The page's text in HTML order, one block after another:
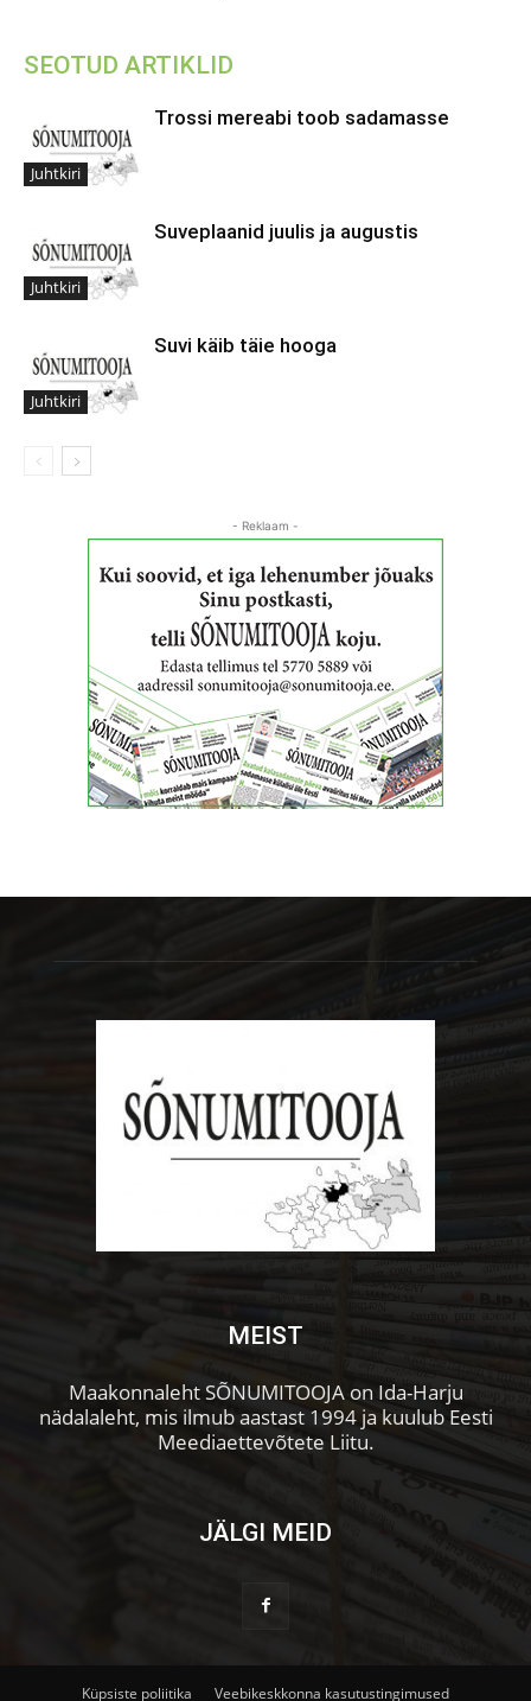
SEOTUD ARTIKLID
Juhtkiri
Trossi mereabi toob sadamasse
Juhtkiri
Suveplaanid juulis ja augustis
Juhtkiri
Suvi käib täie hooga
- Reklaam -
MEIST
Maakonnaleht SÕNUMITOOJA on Ida-Harju
nädalaleht, mis ilmub aastast 1994 ja kuulub Eesti
Meediaettevõtete Liitu.
JÄLGI MEID
Küpsiste poliitika Veebikeskkonna kasutustingimused